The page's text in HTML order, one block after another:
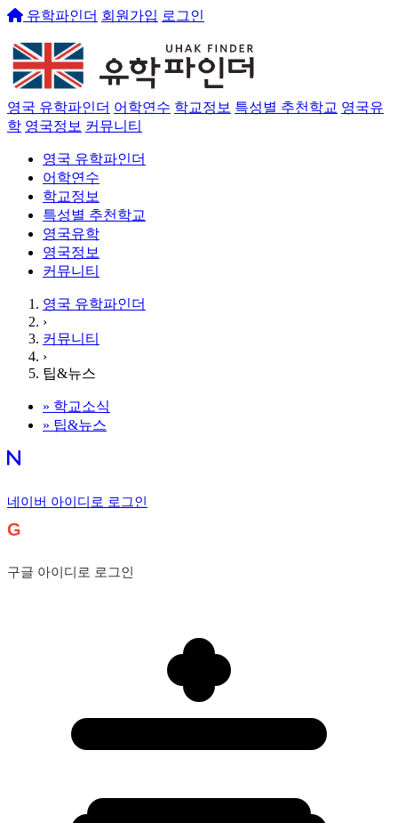
유학파인더 회원가입 로그인
영국 유학파인더 어학연수 학교정보 특성별 추천학교 영국유
학 영국정보 커뮤니티
영국 유학파인더
어학연수
학교정보
특성별 추천학교
영국유학
영국정보
커뮤니티
영국 유학파인더
›
커뮤니티
›
팁&뉴스
» 학교소식
» 팁&뉴스
네이버 아이디로 로그인
G
구글 아이디로 로그인